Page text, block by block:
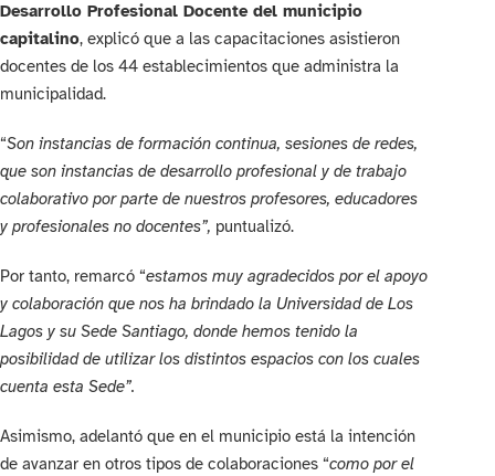
Desarrollo Profesional Docente del municipio
capitalino, explicó que a las capacitaciones asistieron
docentes de los 44 establecimientos que administra la
municipalidad.
“Son instancias de formación continua, sesiones de redes,
que son instancias de desarrollo profesional y de trabajo
colaborativo por parte de nuestros profesores, educadores
y profesionales no docentes”, puntualizó.
Por tanto, remarcó “estamos muy agradecidos por el apoyo
y colaboración que nos ha brindado la Universidad de Los
Lagos y su Sede Santiago, donde hemos tenido la
posibilidad de utilizar los distintos espacios con los cuales
cuenta esta Sede”.
Asimismo, adelantó que en el municipio está la intención
de avanzar en otros tipos de colaboraciones “como por el